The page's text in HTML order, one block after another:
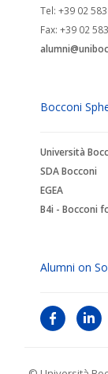
Tel: +39 02
Fax: +39 02
Bocconi
Università
SDA Bocconi
EGEA
B4i - Bocconi
Alumni on